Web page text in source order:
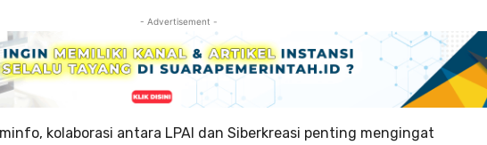
- Advertisement -
kolaborasi antara LPAI dan Siberkreasi penting mengingat